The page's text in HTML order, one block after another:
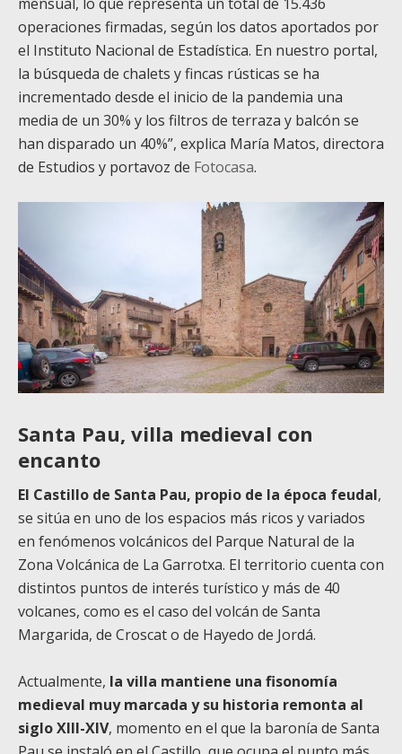
operaciones firmadas, según los datos aportados por
el Instituto Nacional de Estadística. En nuestro portal,
la búsqueda de chalets y fincas rústicas se ha
incrementado desde el inicio de la pandemia una
media de un 30% y los filtros de terraza y balcón se
han disparado un 40%”, explica María Matos, directora
de Estudios y portavoz de Fotocasa.
Santa Pau, villa medieval con
encanto
El Castillo de Santa Pau, propio de la época feudal,
se sitúa en uno de los espacios más ricos y variados
en fenómenos volcánicos del Parque Natural de la
Zona Volcánica de La Garrotxa. El territorio cuenta con
distintos puntos de interés turístico y más de 40
volcanes, como es el caso del volcán de Santa
Margarida, de Croscat o de Hayedo de Jordá.
Actualmente, la villa mantiene una fisonomía
medieval muy marcada y su historia remonta al
siglo XIII-XIV, momento en el que la baronía de Santa